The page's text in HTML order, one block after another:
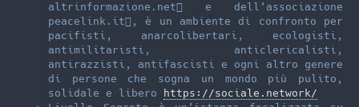
altrinformazione.net󰏌 e dell’associazione
peacelink.it󰏌, è un ambiente di confronto per
pacifisti, anarcolibertari, ecologisti,
antimilitaristi, anticlericalisti,
antirazzisti, antifascisti e ogni altro genere
di persone che sogna un mondo più pulito,
solidale e libero
https://sociale.network/